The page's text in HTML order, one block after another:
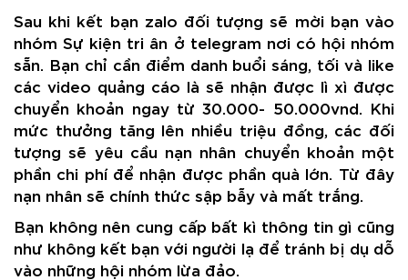
Sau khi kết bạn zalo đối tượng sẽ mời bạn vào
nhóm Sự kiện tri ân ở telegram nơi có hội nhóm
sẵn. Bạn chỉ cần điểm danh buổi sáng, tối và like
các video quảng cáo là sẽ nhận được lì xì được
chuyển khoản ngay từ 30.000- 50.000vnd. Khi
mức thưởng tăng lên nhiều triệu đồng, các đối
tượng sẽ yêu cầu nạn nhân chuyển khoản một
phần chi phí để nhận được phần quà lớn. Từ đây
nạn nhân sẽ chính thức sập bẫy và mất trắng.
Bạn không nên cung cấp bất kì thông tin gì cũng
như không kết bạn với người lạ để tránh bị dụ dỗ
vào những hội nhóm lừa đảo.